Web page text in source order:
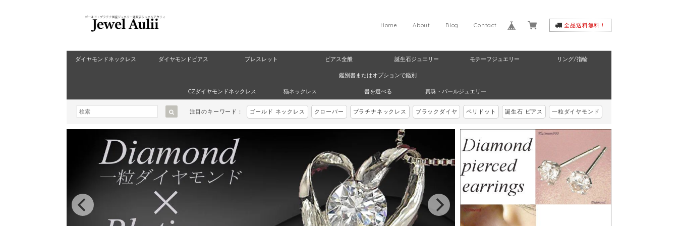
全品送料無料！
Contact
Blog
About
Home
ダイヤモンドネックレス ダイヤモンドピアス ブレスレット ピアス全般 誕生石ジュエリー モチーフジュエリー リング/指輪
CZダイヤモンドネックレス 猫ネックレス
鑑別書またはオプションで鑑別
書を選べる 真珠・パールジュエリー
注目のキーワード： ゴールド ネックレス クローバー プラチナネックレス ブラックダイヤ ペリドット 誕生石 ピアス 一粒ダイヤモンド